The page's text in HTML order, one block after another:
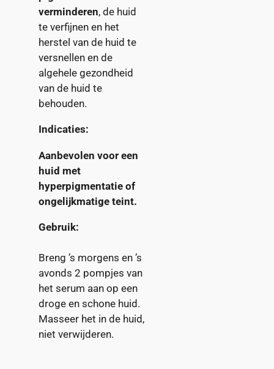
verminderen, de huid
te verfijnen en het
herstel van de huid te
versnellen en de
algehele gezondheid
van de huid te
behouden.
Indicaties:
Aanbevolen voor een
huid met
hyperpigmentatie of
ongelijkmatige teint.
Gebruik:
Breng ’s morgens en ’s
avonds 2 pompjes van
het serum aan op een
droge en schone huid.
Masseer het in de huid,
niet verwijderen.